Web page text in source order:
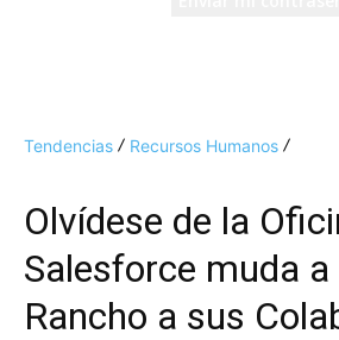
Tendencias Recursos Humanos
Olvídese de la
Salesforce muda a
Rancho a sus